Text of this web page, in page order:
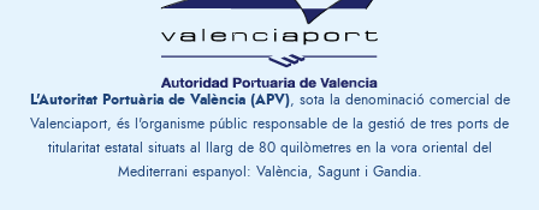
L'Autoritat Portuària de València (APV), sota la denominació comercial de
Valenciaport, és l'organisme públic responsable de la gestió de tres ports de
titularitat estatal situats al llarg de 80 quilòmetres en la vora oriental del
Mediterrani espanyol: València, Sagunt i Gandia.